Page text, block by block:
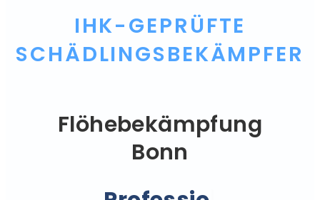
IHK-GEPRÜFTE
SCHÄDLINGSBEKÄMPFER
Flöhebekämpfung
Bonn